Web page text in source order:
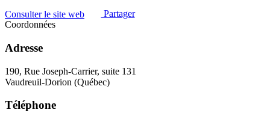
Consulter le site web
Partager
Coordonnées
Adresse
190, Rue Joseph-Carrier, suite 131
Vaudreuil-Dorion (Québec)
Téléphone